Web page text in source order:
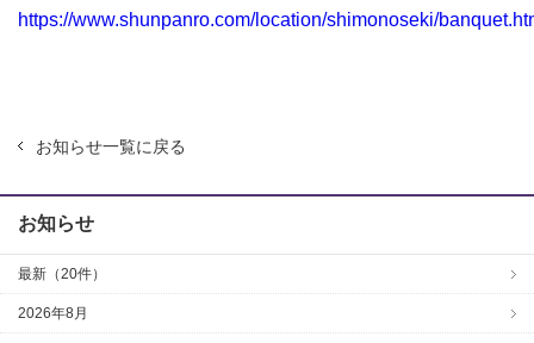
https://www.shunpanro.com/location/shimonoseki/
お知らせ一覧に戻る
お知らせ
最新（20件）
2026年8月